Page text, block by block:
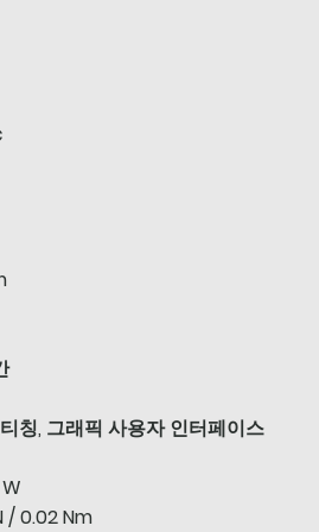
칭, 그래픽 사용자 인터페이스
/ 0.02 Nm